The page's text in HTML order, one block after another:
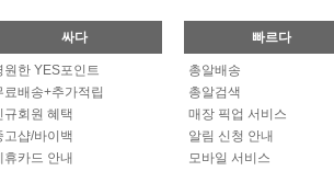
싸다
원한 YES포인트
료배송+추가적립
규회원 혜택
고샵/바이백
휴카드 안내
빠르다
총알배송
총알검색
매장 픽업 서비스
알림 신청 안내
모바일 서비스